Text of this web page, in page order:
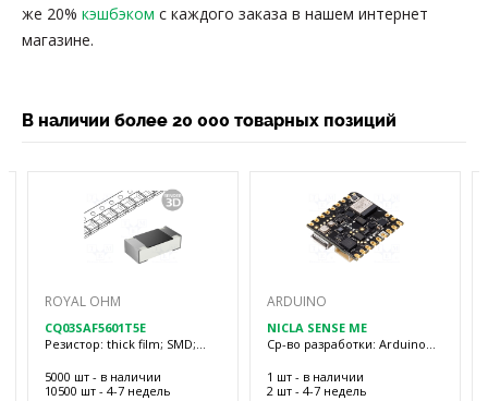
же 20% кэшбэком с каждого заказа в нашем интернет
магазине.
В наличии более 20 000 товарных позиций
ROYAL OHM
CQ03SAF5601T5E
Резистор: thick film; SMD;
-55÷155°C
5000 шт - в наличии
10500 шт - 4-7 недель
ARDUINO
NICLA SENSE ME
Ср-во разработки: Arduino
во диод: 1
1 шт - в наличии
2 шт - 4-7 недель